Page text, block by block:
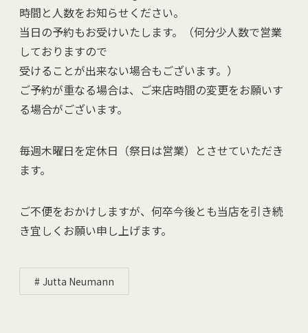
時間と人数をお知らせください。
当日の予約もお受けいたします。（何分少人数で営業
しておりますので
受けることが出来ない場合もございます。）
ご予約が重なる場合は、ご来店時間の変更をお願いす
る場合がございます。
毎週木曜日を定休日（祭日は営業）とさせていただき
ます。
ご不便をおかけしますが、何卒今後とも当店を引き続
き宜しくお願い申し上げます。
Jutta Neumann